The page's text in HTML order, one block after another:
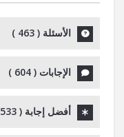
الأسئلة ( 463
)
الإجابات ( 604
)
أفضل إجابة ( 533